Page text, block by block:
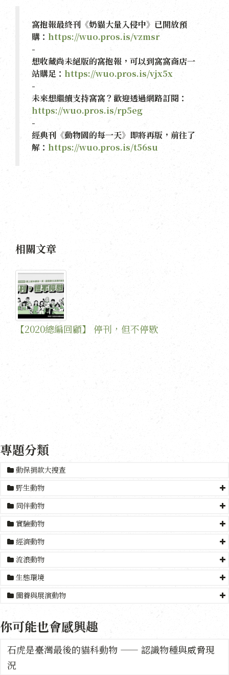
窩抱報最終刊《奶貓大量入侵中》已開放預
購： https://wuo.pros.is/vzmsr
-
想收藏尚未絕版的窩抱報，可以到窩窩商店一
站購足： https://wuo.pros.is/vjx5x
-
未來想繼續支持窩窩？歡迎透過網路訂閱：
https://wuo.pros.is/rp5eg
-
經典刊《動物園的每一天》即將再版，前往了
解： https://wuo.pros.is/t56su
相關文章
【2020總編回顧】 停刊，但不停歇
專題分類
動保捐款大搜查
野生動物
同伴動物
實驗動物
經濟動物
流浪動物
生態環境
圈養與展演動物
你可能也會感興趣
石虎是臺灣最後的貓科動物 —— 認識物種與威脅現
況